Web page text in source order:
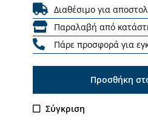
Διαθέσιμο για
Παραλαβή από
Πάρε προσφορά για
Προσθήκη
Σύγκριση